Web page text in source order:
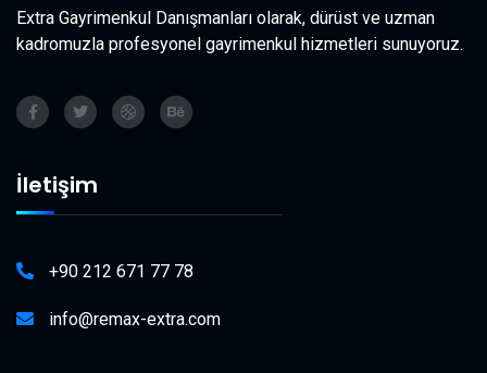
Extra Gayrimenkul Danışmanları olarak, dürüst ve uzman
kadromuzla profesyonel gayrimenkul hizmetleri sunuyoruz.
İletişim
+90 212 671 77 78
info@remax-extra.com